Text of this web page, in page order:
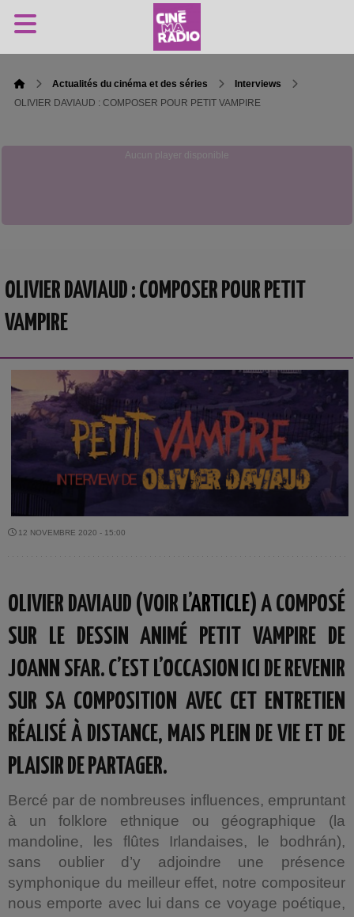
Actualités du cinéma et des séries
Interviews
OLIVIER DAVIAUD : COMPOSER POUR PETIT VAMPIRE
Aucun player disponible
OLIVIER DAVIAUD : COMPOSER POUR PETIT
VAMPIRE
12 NOVEMBRE 2020 - 15:00
OLIVIER DAVIAUD (VOIR L’ARTICLE) A COMPOSÉ
SUR LE DESSIN ANIMÉ PETIT VAMPIRE DE
JOANN SFAR. C’EST L’OCCASION ICI DE REVENIR
SUR SA COMPOSITION AVEC CET ENTRETIEN
RÉALISÉ À DISTANCE, MAIS PLEIN DE VIE ET DE
PLAISIR DE PARTAGER.
Bercé par de nombreuses influences, empruntant
à un folklore ethnique ou géographique (la
mandoline, les flûtes Irlandaises, le bodhrán),
sans oublier d’y adjoindre une présence
symphonique du meilleur effet, notre compositeur
nous emporte avec lui dans ce voyage poétique,